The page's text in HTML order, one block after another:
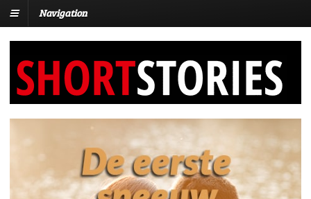
Navigation